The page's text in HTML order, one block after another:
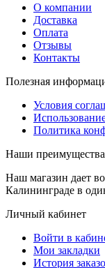
О компании
Доставка
Оплата
Отзывы
Контакты
Полезная
Условия
Политика
Наши преимущества
Наш магазин дает
Калининграде в
Личный кабинет
Войти в
Мои закладки
История